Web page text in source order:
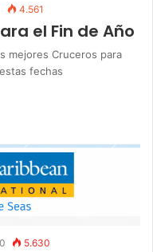
4.561
el Fin de Año
mejores Cruceros para
fechas
0 5.630